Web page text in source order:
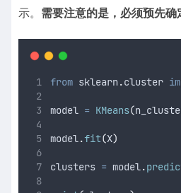
示。 需要注意的是，必须预先确
from sklearn.cluster
model = KMeans(
model.fit(X)
clusters = model.